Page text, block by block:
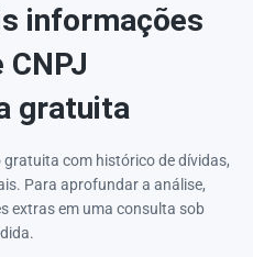
informações
gratuita
gratuita com histórico de dívidas,
Para aprofundar a análise,
extras em uma consulta sob